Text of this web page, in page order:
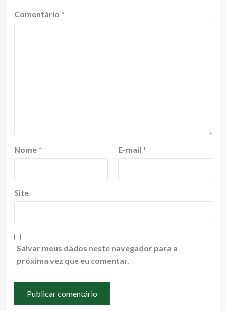
Comentário *
Nome * E-mail *
Site
Salvar meus dados neste navegador para a
próxima vez que eu comentar.